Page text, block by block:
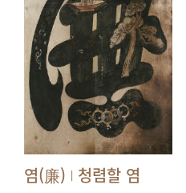
염(廉) | 청렴할 염